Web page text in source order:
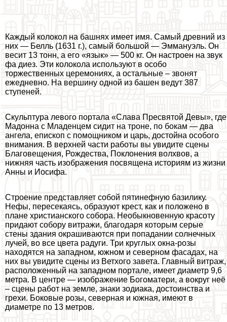
Каждый колокол на башнях имеет имя. Самый древний из
них — Белль (1631 г.), самый большой — Эммануэль. Он
весит 13 тонн, а его «язык» — 500 кг. Он настроен на звук
фа диез. Эти колокола используют в особо
торжественных церемониях, а остальные – звонят
ежедневно. На вершину одной из башен ведут 387
ступеней.
Скульптура левого портала «Слава Пресвятой Девы», где
Мадонна с Младенцем сидит на троне, по бокам — два
ангела, епископ с помощником и царь, достойна особого
внимания. В верхней части работы вы увидите сцены
Благовещения, Рождества, Поклонения волхвов, а
нижняя часть изображения посвящена историям из жизни
Анны и Иосифа.
Строение представляет собой пятинефную базилику.
Нефы, пересекаясь, образуют крест, как и положено в
плане христианского собора. Необыкновенную красоту
придают собору витражи, благодаря которым серые
стены здания окрашиваются при попадании солнечных
лучей, во все цвета радуги. Три круглых окна-розы
находятся на западном, южном и северном фасадах, на
них вы увидите сцены из Ветхого завета. Главный витраж,
расположенный на западном портале, имеет диаметр 9,6
метра. В центре — изображение Богоматери, а вокруг неё
– сцены работ на земле, знаки зодиака, достоинства и
грехи. Боковые розы, северная и южная, имеют в
диаметре по 13 метров.